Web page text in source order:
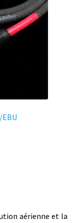
aérienne et la